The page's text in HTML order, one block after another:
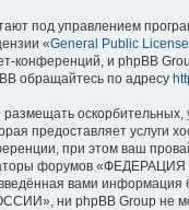
под управлением
«General Public License
конференций, и phpBB
обращайтесь по адресу
предоставляет
при этом ваш
форумов «ФЕДЕРАЦИЯ
вами
ни phpBB Group не